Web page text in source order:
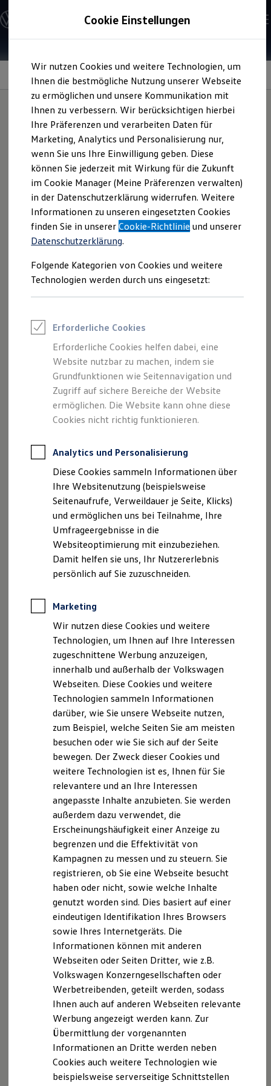
Hauptinhalt
springen
Footer
springen
Modelle und Konfigurator
Konfigurator
Modelle vergleichen
Elektroautos
ENERGY Sondermodelle
Nutzfahrzeuge
SUV und CUV
Familienautos
Kombis
Kompaktwagen
Sportwagen
Schnell verfügbare Fahrzeuge
Angebote und Produkte
Aktuelle Angebote
E-Auto-Förderung
Volkswagen Marktplatz
Die ENERGY Sondermodelle
Junge Gebrauchtwagen und Gebrauchtwagen
Volkswagen Zertifizierte Gebrauchtwagen
Elektromobilität bei Gebrauchtwagen
Saisonangebote
Reifenpakete
Leasing
Leasing-Angebote
Elektroauto Leasing
Kleinwagen-Leasing
Leasing ohne Anzahlung
Finanzierung
Autokredit mit Schlussrate
Versicherungen und Garantien
Kfz-Versicherung
Restschuldversicherungen
Garantien
Professional Class bei Volkswagen
Behörden
Direktkunden
Sonderfahrzeuge
Anpfiff zum Gewinn
Elektromobilität
Elektroautos
ID. Tutorials
Elektrofahrzeugkonzepte
ID. EVERY1
Reichweite
Rekuperation
Laden unterwegs
Laden Zuhause
Ladestationen finden
Ladezeitensimulator
Batterie
Sicherheit
Nachhaltigkeit
Technologie
Kosten und Kauf
Verbrauchskosten
Kaufoptionen
E-Auto-Förderung
Software und Konnektivität
Die ID. Software 6
ID. Software Versionen und Updates
Digitale Extras
Schnittstellen zu Ihrem ID.
Marke und Erlebnis
Volkswagen R und R Experience
R-Modelle
R Experience
Driving Experience
Volkswagen entdecken
Werkbesichtigung
Lifestyle Shop
T-Roc Kollektion
Golf Kollektion
Volkswagen Kollektion
R-Kollektion
GTI Kollektion
Fußball Drop
we drive football
#wedriveproud
Besitzer und Service
myVolkswagen
Software Updates
Service und Ersatzteile
Inspektion und HU/AU
Parkassistenzsysteme
Parkassistenzsysteme i
m Überblick:
Park Assist
Ausparkassistent
Park Assist
Der optional erhältlichePark Assistkann Ihnen nicht nur
er unterstützt Sie auch beim Parken
Geschwindigkeit von 40 km/h sucht er nach geeigneten
Längsparklücken – Querparklückenbis zu einer
Geschwindigkeit von 20 km/h. Haben Sie sich für eine
Parklücke entschieden, starten Sie den Parkvorgang. Dabei
übernimmtder Park Assist dieLenkung. Sie müssen
lediglich Gas, Gangschaltung und Bremse bedienen und den
Vorgang überwachen. Aus Längsparklücken kann der Park
Assist auch wieder
Ausparkassistent
Der optionaleAusparkassistenterhöht Ihre Sicherheit
beim Rückwärtsfahren: Er kann Sie vor Fahrzeugen warnen,
die Ihre Fahrlinie kreuzen. Sollten Sie nicht rechtzeitig
reagieren, kann das System selbstständig eingreifen und
durch Notbremsen eine Kollision mindern oder sogar
vermeiden.
Nutzungsbedingungen
Datenschutzerklärungen
Cookie-Richtlinie
Lizenzhinweise Dritter
Angaben zum Digital Services Act (DSA)
EU Data Act
Produktsicherheitsinformationen
Vertrag Widerrufen
Disclaimer von Volkswagen AG
Im Rahmen der Grenzen des Systems.
Der Fahrer muss jederzeit bereit sein, das Assistenzsystem zu
übersteuern und wird nicht von seiner Verantwortung
entbunden, das Fahrzeug umsichtig zu fahren.
Die in dieser Darstellung gezeigten Fahrzeuge und
Ausstattungen können in einzelnen Details vom aktuellen
deutschen Lieferprogramm abweichen. Abgebildet sind
teilweise Sonderausstattungen der Fahrzeuge gegen
Mehrpreis.
Bitte beachten Sie auch unseren Konfigurator für eine
Übersicht der aktuell verfügbaren Modelle und Ausstattungen.
Cookie Einstellungen
Wir nutzen Cookies und weitere Technologien, um
Ihnen die bestmögliche Nutzung unserer Webseite
zu ermöglichen und unsere Kommunikation mit
Ihnen zu verbessern. Wir berücksichtigen hierbei
Ihre Präferenzen und verarbeiten Daten für
Marketing, Analytics und Personalisierung nur,
wenn Sie uns Ihre Einwilligung geben. Diese
können Sie jederzeit mit Wirkung für die Zukunft
im Cookie Manager (Meine Präferenzen verwalten)
in der Datenschutzerklärung widerrufen. Weitere
Informationen zu unseren eingesetzten Cookies
finden Sie in unsererCookie-Richtlinie und unserer
Datenschutzerklärung.
Folgende Kategorien von Cookies und weitere
Technologien werden durch uns eingesetzt:
Erforderliche Cookies
Erforderliche Cookies helfen dabei, eine
Website nutzbar zu machen, indem sie
Grundfunktionen wie Seitennavigation und
Zugriff auf sichere Bereiche der Website
ermöglichen. Die Website kann ohne diese
Cookies nicht richtig funktionieren.
Analytics und Personalisierung
Diese Cookies sammeln Informationen über
Ihre Websitenutzung (beispielsweise
Seitenaufrufe, Verweildauer je Seite, Klicks)
und ermöglichen uns bei Teilnahme, Ihre
Umfrageergebnisse in die
Websiteoptimierung mit einzubeziehen.
Damit helfen sie uns, Ihr Nutzererlebnis
persönlich auf Sie zuzuschneiden.
Marketing
Wir nutzen diese Cookies und weitere
Technologien, um Ihnen auf Ihre Interessen
zugeschnittene Werbung anzuzeigen,
innerhalb und außerhalb der Volkswagen
Webseiten. Diese Cookies und weitere
Technologien sammeln Informationen
darüber, wie Sie unsere Webseite nutzen,
zum Beispiel, welche Seiten Sie am meisten
besuchen oder wie Sie sich auf der Seite
bewegen. Der Zweck dieser Cookies und
weitere Technologien ist es, Ihnen für Sie
relevantere und an Ihre Interessen
angepasste Inhalte anzubieten. Sie werden
außerdem dazu verwendet, die
Erscheinungshäufigkeit einer Anzeige zu
begrenzen und die Effektivität von
Kampagnen zu messen und zu steuern. Sie
registrieren, ob Sie eine Webseite besucht
haben oder nicht, sowie welche Inhalte
genutzt worden sind. Dies basiert auf einer
eindeutigen Identifikation Ihres Browsers
sowie Ihres Internetgeräts. Die
Informationen können mit anderen
Webseiten oder Seiten Dritter, wie z.B.
Volkswagen Konzerngesellschaften oder
Werbetreibenden, geteilt werden, sodass
Ihnen auch auf anderen Webseiten relevante
Werbung angezeigt werden kann. Zur
Übermittlung der vorgenannten
Informationen an Dritte werden neben
Cookies auch weitere Technologien wie
beispielsweise serverseitige Schnittstellen